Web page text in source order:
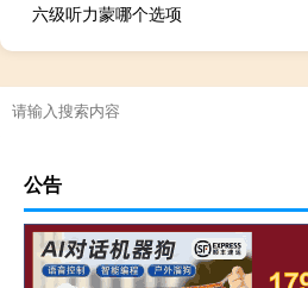
六级听力蒙哪个选项
公告